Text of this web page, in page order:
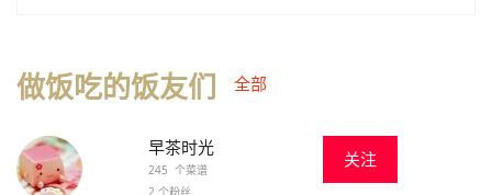
做饭吃的饭友们 全部
早茶时光
245 个菜谱
2 个粉丝
关注